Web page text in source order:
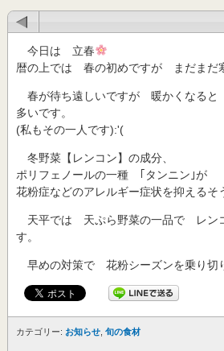
今日は 立春
暦の上では 春の初めですが まだまだ
春が待ち遠しいですが 暖かくなると
多いです。
(私もその一人です):'(
冬野菜【レンコン】の成分、
ポリフェノールの一種 ｢タンニン｣が
花粉症などのアレルギー症状を抑えるそ
天平では 天ぷら野菜の一品で レン
す。
早めの対策で 花粉シーズンを乗り切
カテゴリー: お知らせ 旬の食材